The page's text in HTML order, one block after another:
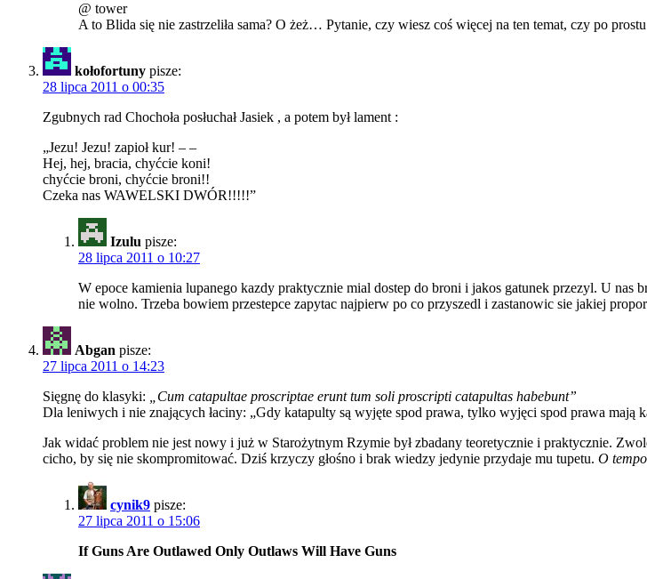
@ tower
A to Blida się nie zastrzeliła sama? O żeż… Pytanie, czy wiesz coś więcej na ten temat, czy po
kołofortuny pisze:
28 lipca 2011 o 00:35
Zgubnych rad Chochoła posłuchał Jasiek , a potem był lament :
„Jezu! Jezu! zapioł kur! – –
Hej, hej, bracia, chyćcie koni!
chyćcie broni, chyćcie broni!!
Czeka nas WAWELSKI DWÓR!!!!!”
Izulu pisze:
28 lipca 2011 o 10:27
W epoce kamienia lupanego kazdy praktycznie mial dostep do broni i jakos gatunek przezyl. U
nie wolno. Trzeba bowiem przestepce zapytac najpierw po co przyszedl i zastanowic sie jakiej
Abgan pisze:
27 lipca 2011 o 14:23
Sięgnę do klasyki:
„Cum catapultae proscriptae erunt tum soli proscripti catapultas habebunt”
Dla leniwych i nie znających łaciny: „Gdy katapulty są wyjęte spod prawa, tylko wyjęci spod prawa mają
Jak widać problem nie jest nowy i już w Starożytnym Rzymie był zbadany teoretycznie i praktycznie.
cicho, by się nie skompromitować. Dziś krzyczy głośno i brak wiedzy jedynie przydaje mu tupetu. O
cynik9 pisze:
27 lipca 2011 o 15:06
If Guns Are Outlawed Only Outlaws Will Have Guns